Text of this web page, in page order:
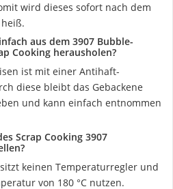
wird dieses sofort nach dem
aus dem 3907 Bubble-
Cooking herausholen?
ist mit einer Antihaft-
diese bleibt das Gebackene
und kann einfach entnommen
Scrap Cooking 3907
keinen Temperaturregler und
von 180 °C nutzen.